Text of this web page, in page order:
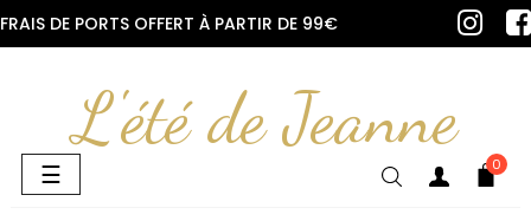
FRAIS DE PORTS OFFERT À PARTIR DE 99€
L'été de Jeanne
Basculer
la
☰ 0